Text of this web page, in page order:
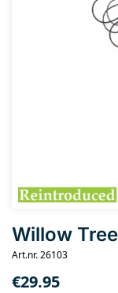
Willow
Art.nr. 26103
€29.95